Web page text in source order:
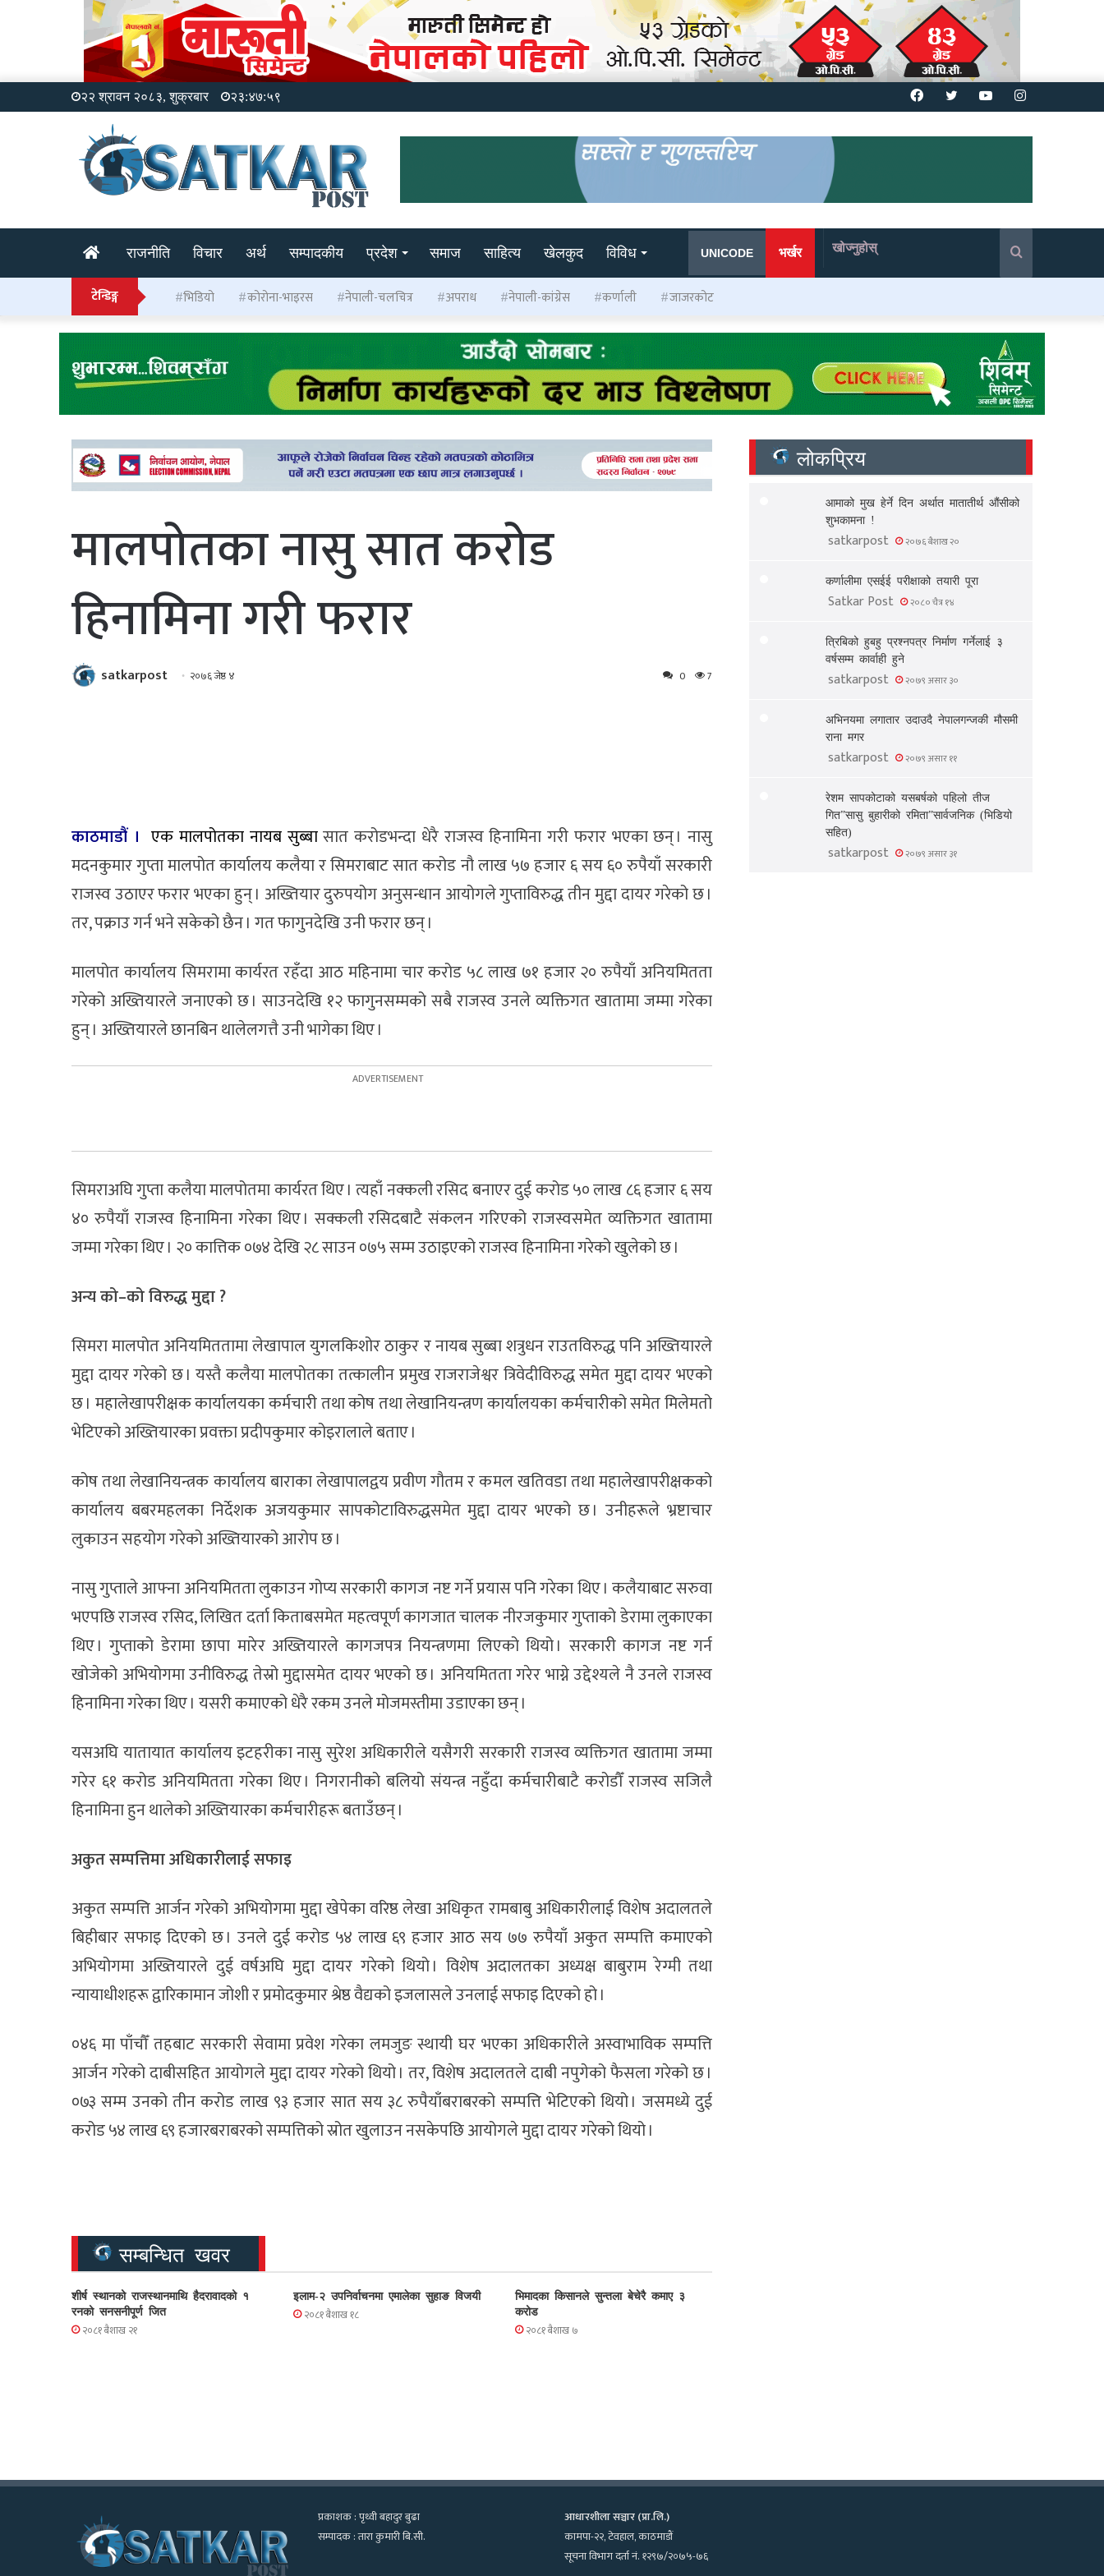
२२ श्रावन २०८३, शुक्रबार २३:४८:०० Instagram
YouTube
Twitter
Facebook
राजनीति विचार अर्थ सम्पादकीय प्रदेश समाज साहित्य खेलकुद विविध भर्खर
UNICODE
टेन्डिङ्ग भिडियो कोरोना-भाइरस नेपाली-चलचित्र अपराध नेपाली-कांग्रेस कर्णाली जाजरकोट
मालपोतका नासु सात करोड
हिनामिना गरी फरार
satkarpost २०७६ जेष्ठ ४ 0 7
काठमाडौं । एक मालपोतका नायब सुब्बासात करोडभन्दा धेरै राजस्व हिनामिना गरी फरार भएका छन् । नासु
मदनकुमार गुप्ता मालपोत कार्यालय कलैया र सिमराबाट सात करोड नौ लाख ५७ हजार ६ सय ६० रुपैयाँ सरकारी
राजस्व उठाएर फरार भएका हुन् । अख्तियार दुरुपयोग अनुसन्धान आयोगले गुप्ताविरुद्ध तीन मुद्दा दायर गरेको छ ।
तर, पक्राउ गर्न भने सकेको छैन । गत फागुनदेखि उनी फरार छन् ।
मालपोत कार्यालय सिमरामा कार्यरत रहँदा आठ महिनामा चार करोड ५८ लाख ७१ हजार २० रुपैयाँ अनियमितता
गरेको अख्तियारले जनाएको छ । साउनदेखि १२ फागुनसम्मको सबै राजस्व उनले व्यक्तिगत खातामा जम्मा गरेका
हुन् । अख्तियारले छानबिन थालेलगत्तै उनी भागेका थिए ।
सिमराअघि गुप्ता कलैया मालपोतमा कार्यरत थिए । त्यहाँ नक्कली रसिद बनाएर दुई करोड ५० लाख ८६ हजार ६ सय
४० रुपैयाँ राजस्व हिनामिना गरेका थिए । सक्कली रसिदबाटै संकलन गरिएको राजस्वसमेत व्यक्तिगत खातामा
जम्मा गरेका थिए । २० कात्तिक ०७४ देखि २८ साउन ०७५ सम्म उठाइएको राजस्व हिनामिना गरेको खुलेको छ ।
अन्य को–को विरुद्ध मुद्दा ?
सिमरा मालपोत अनियमिततामा लेखापाल युगलकिशोर ठाकुर र नायब सुब्बा शत्रुधन राउतविरुद्ध पनि अख्तियारले
मुद्दा दायर गरेको छ । यस्तै कलैया मालपोतका तत्कालीन प्रमुख राजराजेश्वर त्रिवेदीविरुद्ध समेत मुद्दा दायर भएको
छ । महालेखापरीक्षक कार्यालयका कर्मचारी तथा कोष तथा लेखानियन्त्रण कार्यालयका कर्मचारीको समेत मिलेमतो
भेटिएको अख्तियारका प्रवक्ता प्रदीपकुमार कोइरालाले बताए ।
कोष तथा लेखानियन्त्रक कार्यालय बाराका लेखापालद्वय प्रवीण गौतम र कमल खतिवडा तथा महालेखापरीक्षकको
कार्यालय बबरमहलका निर्देशक अजयकुमार सापकोटाविरुद्धसमेत मुद्दा दायर भएको छ । उनीहरूले भ्रष्टाचार
लुकाउन सहयोग गरेको अख्तियारको आरोप छ ।
नासु गुप्ताले आफ्ना अनियमितता लुकाउन गोप्य सरकारी कागज नष्ट गर्ने प्रयास पनि गरेका थिए । कलैयाबाट सरुवा
भएपछि राजस्व रसिद, लिखित दर्ता किताबसमेत महत्वपूर्ण कागजात चालक नीरजकुमार गुप्ताको डेरामा लुकाएका
थिए । गुप्ताको डेरामा छापा मारेर अख्तियारले कागजपत्र नियन्त्रणमा लिएको थियो । सरकारी कागज नष्ट गर्न
खोजेको अभियोगमा उनीविरुद्ध तेस्रो मुद्दासमेत दायर भएको छ । अनियमितता गरेर भाग्ने उद्देश्यले नै उनले राजस्व
हिनामिना गरेका थिए । यसरी कमाएको धेरै रकम उनले मोजमस्तीमा उडाएका छन् ।
यसअघि यातायात कार्यालय इटहरीका नासु सुरेश अधिकारीले यसैगरी सरकारी राजस्व व्यक्तिगत खातामा जम्मा
गरेर ६१ करोड अनियमितता गरेका थिए । निगरानीको बलियो संयन्त्र नहुँदा कर्मचारीबाटै करोडौँ राजस्व सजिलै
हिनामिना हुन थालेको अख्तियारका कर्मचारीहरू बताउँछन् ।
अकुत सम्पत्तिमा अधिकारीलाई सफाइ
अकुत सम्पत्ति आर्जन गरेको अभियोगमा मुद्दा खेपेका वरिष्ठ लेखा अधिकृत रामबाबु अधिकारीलाई विशेष अदालतले
बिहीबार सफाइ दिएको छ । उनले दुई करोड ५४ लाख ६९ हजार आठ सय ७७ रुपैयाँ अकुत सम्पत्ति कमाएको
अभियोगमा अख्तियारले दुई वर्षअघि मुद्दा दायर गरेको थियो । विशेष अदालतका अध्यक्ष बाबुराम रेग्मी तथा
न्यायाधीशहरू द्वारिकामान जोशी र प्रमोदकुमार श्रेष्ठ वैद्यको इजलासले उनलाई सफाइ दिएको हो ।
०४६ मा पाँचौँ तहबाट सरकारी सेवामा प्रवेश गरेका लमजुङ स्थायी घर भएका अधिकारीले अस्वाभाविक सम्पत्ति
आर्जन गरेको दाबीसहित आयोगले मुद्दा दायर गरेको थियो । तर, विशेष अदालतले दाबी नपुगेको फैसला गरेको छ ।
०७३ सम्म उनको तीन करोड लाख ९३ हजार सात सय ३८ रुपैयाँबराबरको सम्पत्ति भेटिएको थियो । जसमध्ये दुई
करोड ५४ लाख ६९ हजारबराबरको सम्पत्तिको स्रोत खुलाउन नसकेपछि आयोगले मुद्दा दायर गरेको थियो ।
सम्बन्धित खवर
शीर्ष स्थानको राजस्थानमाथि हैदरावादको १
रनको सनसनीपूर्ण जित
२०८१ बैशाख २१
इलाम-२ उपनिर्वाचनमा एमालेका सुहाङ विजयी
२०८१ बैशाख १८
भिमादका किसानले सुन्तला बेचेरै कमाए ३
करोड
२०८१ बैशाख ७
लोकप्रिय
आमाको मुख हेर्ने दिन अर्थात मातातीर्थ औंसीको
शुभकामना !
satkarpost २०७६ बैशाख २०
कर्णालीमा एसईई परीक्षाको तयारी पूरा
Satkar Post २०८० चैत्र १४
त्रिबिको हुबहु प्रश्नपत्र निर्माण गर्नेलाई ३
वर्षसम्म कार्वाही हुने
satkarpost २०७९ असार ३०
अभिनयमा लगातार उदाउदै नेपालगन्जकी मौसमी
राना मगर
satkarpost २०७९ असार ११
रेशम सापकोटाको यसबर्षको पहिलो तीज
गित”सासु बुहारीको रमिता”सार्वजनिक (भिडियो
सहित)
satkarpost २०७९ असार ३१
प्रकाशक : पृथ्वी बहादुर बुढा
सम्पादक : तारा कुमारी बि.सी.
आधारशीला सञ्चार (प्रा.लि.)
कामपा-२२, टेवहाल, काठमाडाैं
सूचना विभाग दर्ता नं. १२९७/२०७५-७६